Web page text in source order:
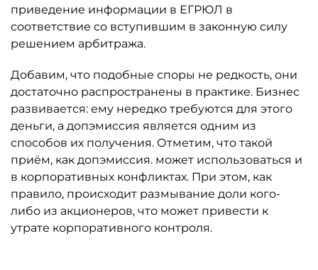
приведение информации в ЕГРЮЛ в
соответствие со вступившим в законную силу
решением арбитража.
Добавим, что подобные споры не редкость, они
достаточно распространены в практике. Бизнес
развивается: ему нередко требуются для этого
деньги, а допэмиссия является одним из
способов их получения. Отметим, что такой
приём, как допэмиссия. может использоваться и
в корпоративных конфликтах. При этом, как
правило, происходит размывание доли кого-
либо из акционеров, что может привести к
утрате корпоративного контроля.